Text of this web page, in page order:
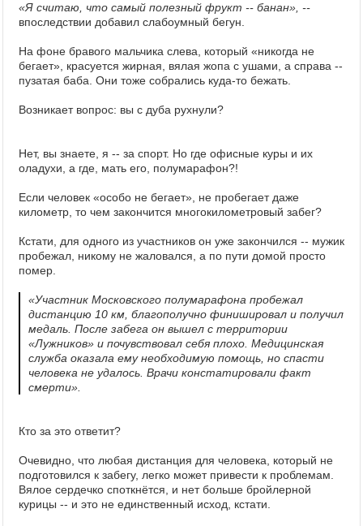
«Я считаю, что самый полезный фрукт -- банан», --
впоследствии добавил слабоумный бегун.
На фоне бравого мальчика слева, который «никогда не
бегает», красуется жирная, вялая жопа с ушами, а справа --
пузатая баба. Они тоже собрались куда-то бежать.
Возникает вопрос: вы с дуба рухнули?
Нет, вы знаете, я -- за спорт. Но где офисные куры и их
оладухи, а где, мать его, полумарафон?!
Если человек «особо не бегает», не пробегает даже
километр, то чем закончится многокилометровый забег?
Кстати, для одного из участников он уже закончился -- мужик
пробежал, никому не жаловался, а по пути домой просто
помер.
«Участник Московского полумарафона пробежал
дистанцию 10 км, благополучно финишировал и получил
медаль. После забега он вышел с территории
«Лужников» и почувствовал себя плохо. Медицинская
служба оказала ему необходимую помощь, но спасти
человека не удалось. Врачи констатировали факт
смерти».
Кто за это ответит?
Очевидно, что любая дистанция для человека, который не
подготовился к забегу, легко может привести к проблемам.
Вялое сердечко споткнётся, и нет больше бройлерной
курицы -- и это не единственный исход, кстати.